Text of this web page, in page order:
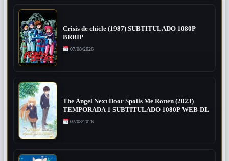
Crisis de chicle (1987) SUBTITULADO 1080P
BRRIP
07/08/2026
The Angel Next Door Spoils Me Rotten (2023)
TEMPORADA 1 SUBTITULADO 1080P WEB-DL
07/08/2026